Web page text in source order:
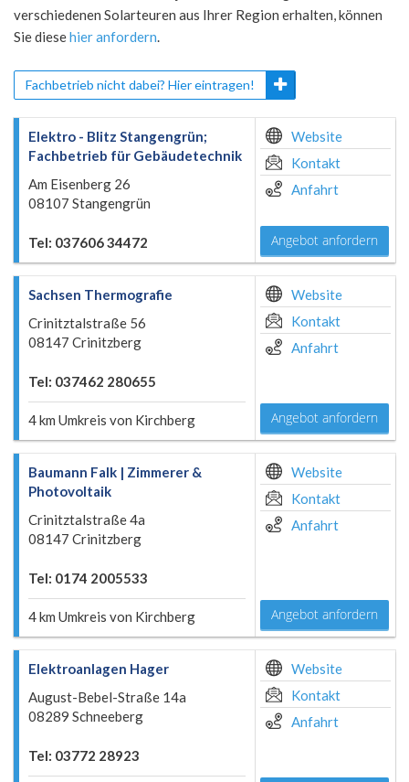
verschiedenen Solarteuren aus Ihrer Region erhalten, können
Sie diesehier anfordern.
Fachbetrieb nicht dabei? Hier eintragen!
Elektro - Blitz Stangengrün;
Fachbetrieb für Gebäudetechnik
Am Eisenberg 26
08107 Stangengrün
Tel: 037606 34472
Website
Kontakt
Anfahrt
Angebot anfordern
Sachsen Thermografie
Crinitztalstraße 56
08147 Crinitzberg
Tel: 037462 280655
4 km Umkreis von Kirchberg
Website
Kontakt
Anfahrt
Angebot anfordern
Baumann Falk | Zimmerer &
Photovoltaik
Crinitztalstraße 4a
08147 Crinitzberg
Tel: 0174 2005533
4 km Umkreis von Kirchberg
Website
Kontakt
Anfahrt
Angebot anfordern
Elektroanlagen Hager
August-Bebel-Straße 14a
08289 Schneeberg
Tel: 03772 28923
Website
Kontakt
Anfahrt